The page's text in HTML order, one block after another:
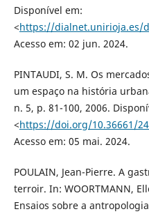
Disponível em:
<https://dialnet.unirioja.es/
Acesso em: 02 jun. 2024.
PINTAUDI, S. M. Os
um espaço na história
n. 5, p. 81-100, 2006.
<https://doi.org/10.36661/
Acesso em: 05 mai. 2024.
POULAIN, Jean-Pierre. A
terroir. In: WOORTMANN,
Ensaios sobre a